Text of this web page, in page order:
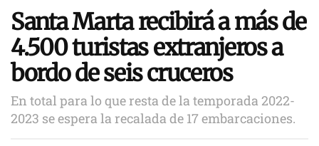
Santa Marta recibirá a más de
4.500 turistas extranjeros a
bordo de seis cruceros
En total para lo que resta de la temporada 2022-
2023 se espera la recalada de 17 embarcaciones.